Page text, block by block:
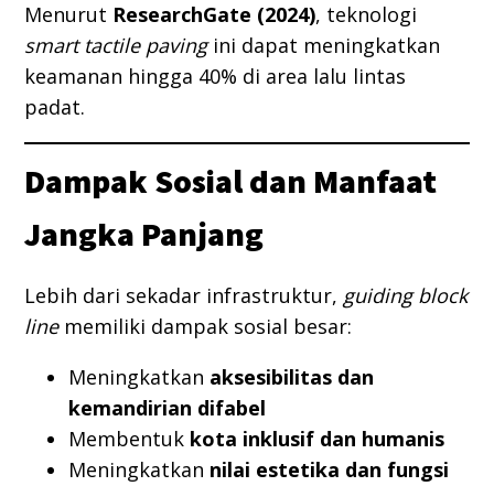
Menurut ResearchGate (2024), teknologi
smart tactile pavingini dapat meningkatkan
keamanan hingga 40% di area lalu lintas
padat.
Dampak Sosial dan Manfaat
Jangka Panjang
Lebih dari sekadar infrastruktur, guiding block
linememiliki dampak sosial besar:
Meningkatkan aksesibilitas dan
kemandirian difabel
Membentuk kota inklusif dan humanis
Meningkatkan nilai estetika dan fungsi